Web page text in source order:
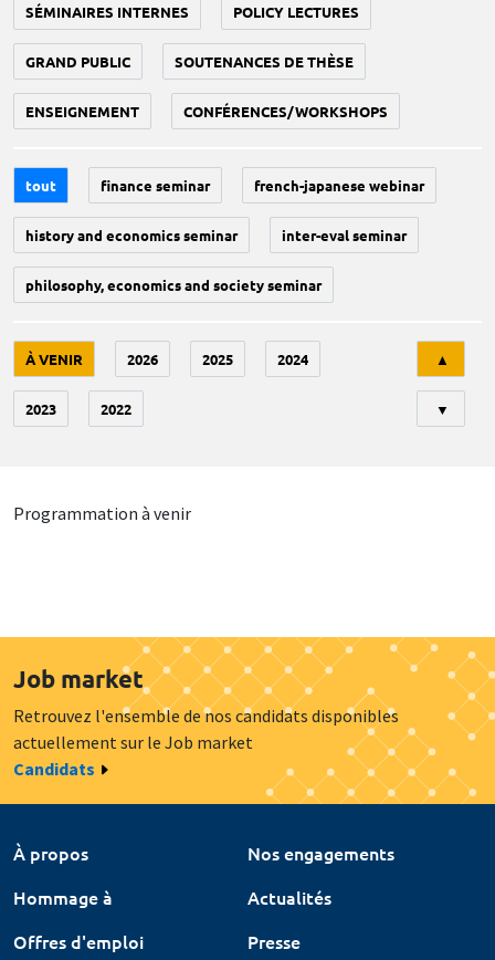
SÉMINAIRES INTERNES POLICY LECTURES
GRAND PUBLIC SOUTENANCES DE THÈSE
ENSEIGNEMENT CONFÉRENCES/WORKSHOPS
tout finance seminar french-japanese webinar
history and economics seminar inter-eval seminar
philosophy, economics and society seminar
À VENIR 2026 2025 2024
2023 2022
▲
▼
Programmation à venir
Job market
Retrouvez l'ensemble de nos candidats disponibles
actuellement sur le Job market
Candidats
À propos
Nos engagements
Hommage à
Actualités
Offres d'emploi
Presse